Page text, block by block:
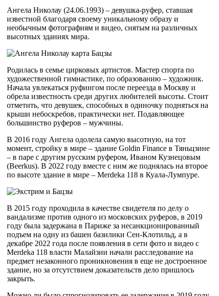
Ангела Николау (24.06.1993) – девушка-руфер, ставшая
известной благодаря своему уникальному образу и
необычным фотографиям и видео, снятым на различных
высотных зданиях мира.
Родилась в семье цирковых артистов. Мастер спорта по
художественной гимнастике, по образованию – художник.
Начала увлекаться руфингом после переезда в Москву и
обрела известность среди других любителей высоты. Стоит
отметить, что девушек, способных в одиночку подняться на
крыши небоскребов, практически нет. Подавляющее
большинство руферов – мужчины.
В 2016 году Ангела одолела самую высотную, на тот
момент, стройку в мире – здание Goldin Finance в Тяньцзине
– в паре с другим русским руфером, Иваном Кузнецовым
(Beerkus). В 2022 году вместе с ним же поднялась на второе
по высоте здание в мире – Merdeka 118 в Куала-Лумпуре.
В 2015 году проходила в качестве свидетеля по делу о
вандализме против одного из московских руферов, в 2019
году была задержана в Париже за несанкционированный
подъем на одну из башен базилики Сен-Клотильд, а в
декабре 2022 года после появления в сети фото и видео с
Merdeka 118 власти Малайзии начали расследование на
предмет незаконного проникновения в еще не достроенное
здание, но за отсутствием доказательств дело пришлось
закрыть.